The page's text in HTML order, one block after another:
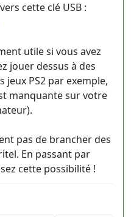
cette clé USB :
utile si vous avez
jouer dessus à des
jeux PS2 par exemple,
manquante sur votre
pas de brancher des
En passant par
cette possibilité !